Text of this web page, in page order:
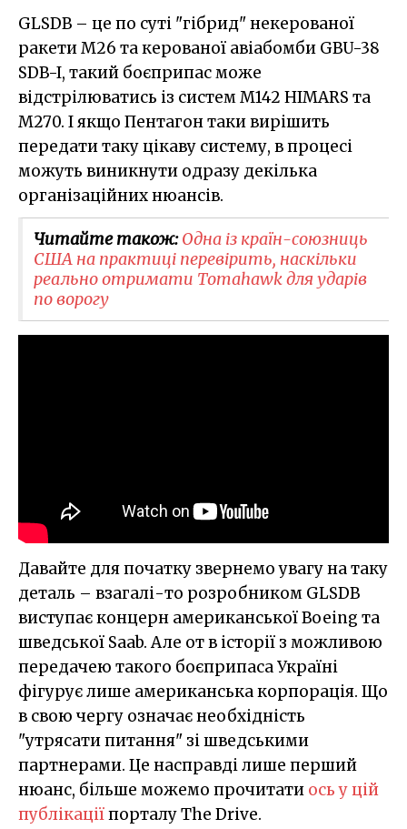
GLSDB – це по суті "гібрид" некерованої
ракети M26 та керованої авіабомби GBU-38
SDB-I, такий боєприпас може
відстрілюватись із систем M142 HIMARS та
M270. І якщо Пентагон таки вирішить
передати таку цікаву систему, в процесі
можуть виникнути одразу декілька
організаційних нюансів.
Читайте також:Одна із країн-союзниць
США на практиці перевірить, наскільки
реально отримати Tomahawk для ударів
по ворогу
Давайте для початку звернемо увагу на таку
деталь – взагалі-то розробником GLSDB
виступає концерн американської Boeing та
шведської Saab. Але от в історії з можливою
передачею такого боєприпаса Україні
фігурує лише американська корпорація. Що
в свою чергу означає необхідність
"утрясати питання" зі шведськими
партнерами. Це насправді лише перший
нюанс, більше можемо прочитати ось у цій
публікаціїпорталу The Drive.